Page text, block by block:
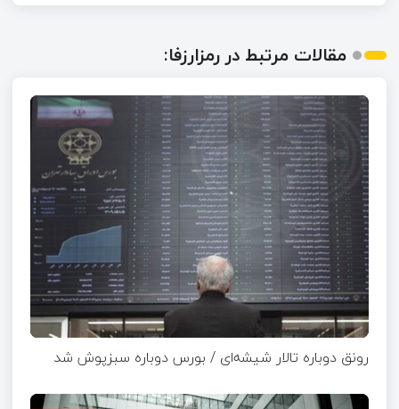
مقالات مرتبط در رمزارزفا:
رونق دوباره تالار شیشه‌ای / بورس دوباره سبزپوش شد